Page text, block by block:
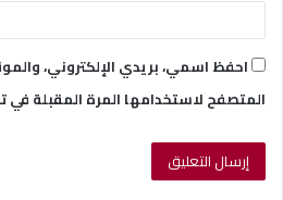
احفظ اسمي، بريدي الإلكتروني،
المتصفح لاستخدامها المرة المقبلة في